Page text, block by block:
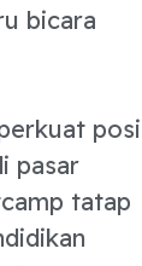
bicara
pasar
tatap